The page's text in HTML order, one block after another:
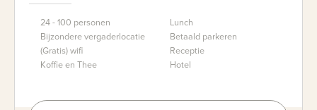
24 - 100 personen
Bijzondere vergaderlocatie
(Gratis) wifi
Koffie en Thee
Lunch
Betaald parkeren
Receptie
Hotel